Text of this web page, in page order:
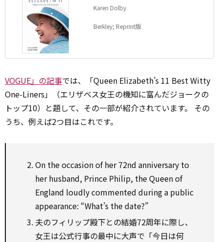
Karen Dolby
Berkley; Reprint版
VOGUE」の記事では、「Queen Elizabeth’s 11 Best Witty
One-Liners」（エリザベス女王の機知に富んだジョークの
トップ10）と題して、その一部が紹介されています。 その
うち、例えば2つ目はこれです。
On the occasion of her 72nd anniversary to
her husband, Prince Philip, the Queen of
England loudly commented during a public
appearance: “What’s the date?”
夫のフィリップ殿下との結婚72周年に際し、
女王は公式行事の最中に大声で「今日は何